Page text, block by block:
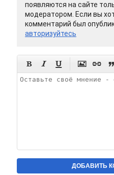
появляются на сайте
модератором. Если вы
комментарий был
авторизуйтесь
     